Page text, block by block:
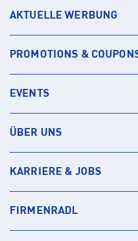
AKTUELLE WERBUNG
PROMOTIONS &
EVENTS
ÜBER UNS
KARRIERE & JOBS
FIRMENRADL